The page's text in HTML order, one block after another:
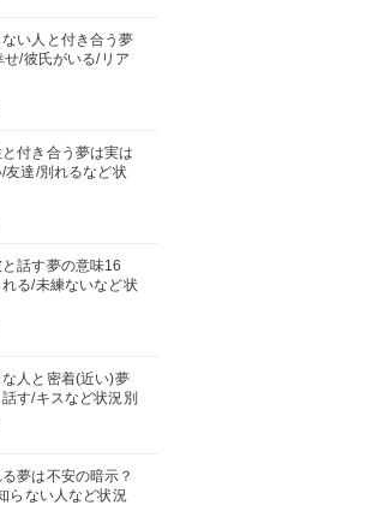
ない人と付き合う夢
/彼氏がいる/リア
と付き合う夢は実は
友達/別れるなど状
と話す夢の意味16
る/未練ないなど状
な人と密着(近い)夢
す/キスなど状況別
る夢は不安の暗示？
らない人など状況